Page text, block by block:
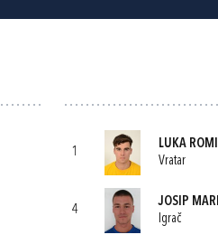
1
LUKA
Vratar
4
JOSIP
Igrač